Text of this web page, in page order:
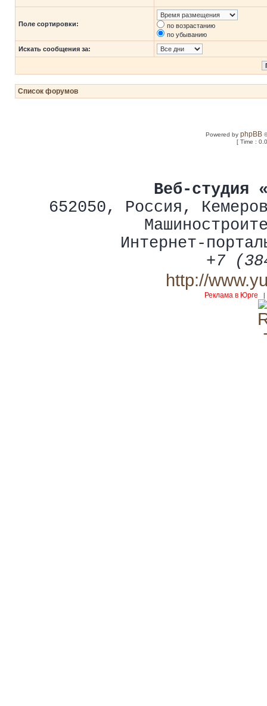
Поле сортировки:
по возрастанию
по убыванию
Искать сообщения за:
Список форумов
Powered byphpBB
[ Time :
Веб-студия
652050, Россия ,
Интернет-
+7
http://
Реклама в Юрге